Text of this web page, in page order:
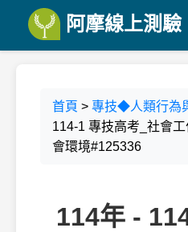
阿摩線上測驗
首頁 > 專技◆人類行為
114-1 專技高考_社會
會環境#125336
114年 -